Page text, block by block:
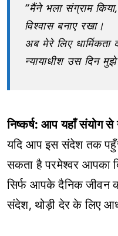
“मैंने भला संग्राम
विश्वास बनाए रखा।
अब मेरे लिए
न्यायाधीश उस दिन
निष्कर्ष: आप यहाँ संयोग से
यदि आप इस संदेश तक
सकता है परमेश्वर आपका
सिर्फ आपके दैनिक जीवन
संदेश, थोड़ी देर के लिए